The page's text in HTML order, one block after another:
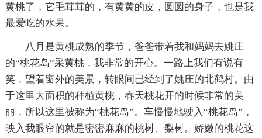
黄桃了，它毛茸茸的，有黄黄的皮，圆圆的身子，也是我
最爱吃的水果。
八月是黄桃成熟的季节，爸爸带着我和妈妈去姚庄
的“桃花岛”采黄桃，我非常的开心。一路上我们有说有
笑，望着窗外的美景，转眼间已经到了姚庄的北鹤村。由
于这里大面积的种植黄桃，春天桃花开的时候非常的美
丽，所以这里被称为“桃花岛”。车慢慢地驶入“桃花岛”，
映入我眼帘的就是密密麻麻的桃树、梨树。娇嫩的桃花这